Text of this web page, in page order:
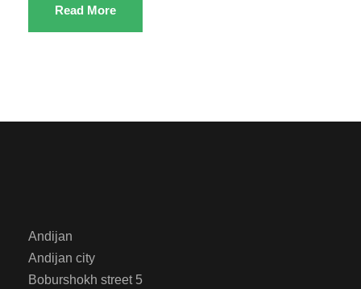
Read More
Andijan
Andijan city
Boburshokh street 5